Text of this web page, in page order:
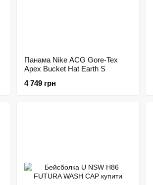
Панама Nike ACG Gore-Tex
Apex Bucket Hat Earth S
4 749 грн